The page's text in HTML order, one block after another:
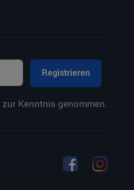
Registrieren
zur Kenntnis genommen.